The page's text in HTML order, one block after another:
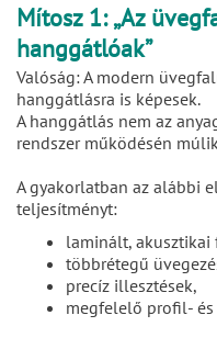
Mítosz 1: „Az
hanggátlóak”
Valóság: A modern
hanggátlásra is képesek.
A hanggátlás nem az
rendszer működésén
A gyakorlatban az alábbi
teljesítményt:
laminált,
többrétegű
precíz illesztések,
megfelelő profil-